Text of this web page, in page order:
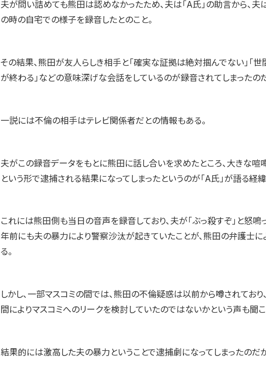
夫が問い詰めても熊田は認めなかったため、夫は「A氏」の助言から、
の時の自宅での様子を録音したとのこと。
その結果、熊田が友人らしき相手と「確実な証拠は絶対掴んでない」「世
が終わる」などの意味深げな会話をしているのが録音されてしまったのだ
一説には不倫の相手はテレビ関係者だとの情報もある。
夫がこの録音データをもとに熊田に話し合いを求めたところ、大きな喧
という形で逮捕される結果になってしまったというのが「A氏」が語る経緯
これには熊田側も当日の音声を録音しており、夫が「ぶっ殺すぞ」と怒鳴
年前にも夫の暴力により警察沙汰が起きていたことが、熊田の弁護士に
る。
しかし、一部マスコミの間では、熊田の不倫疑惑は以前から噂されており
間によりマスコミへのリークを検討していたのではないかという声も聞こ
結果的には激高した夫の暴力ということで逮捕劇になってしまったのだが